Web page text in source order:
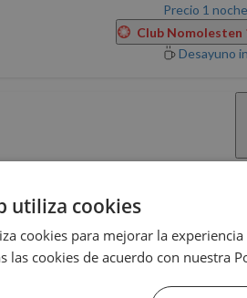
Precio 1 noche
Club Nomolesten
Desayuno
utiliza cookies
cookies para mejorar la
las cookies de acuerdo con nuestra